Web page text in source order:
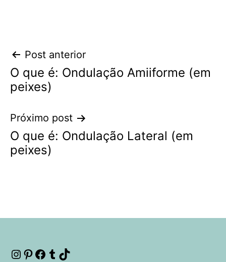
Navegação
de
Post
Post anterior
O que é: Ondulação Amiiforme (em
peixes)
Próximo post
O que é: Ondulação Lateral (em
peixes)
Instagram
Pinterest
Facebook
Tumblr